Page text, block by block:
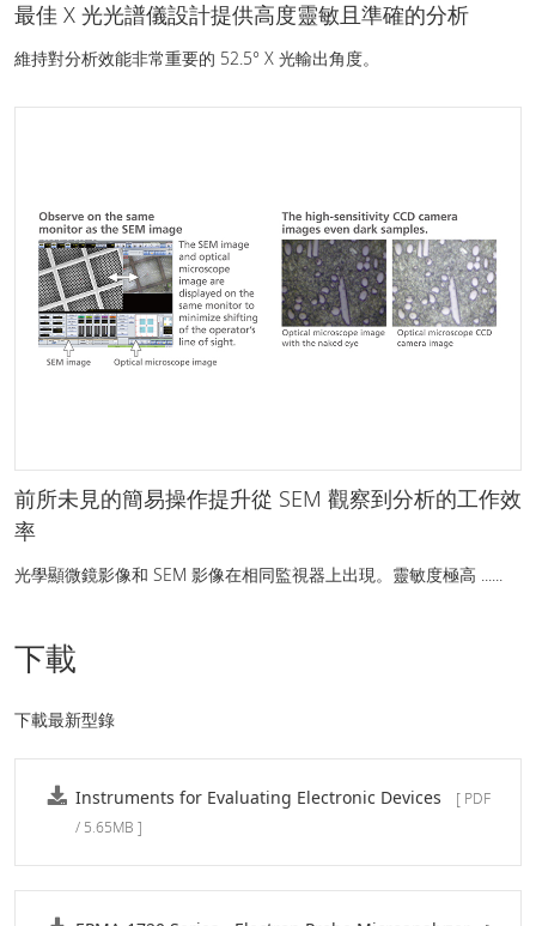
最佳 X 光光譜儀設計提供高度靈敏且準確的分析
維持對分析效能非常重要的 52.5° X 光輸出角度。
前所未見的簡易操作提升從 SEM 觀察到分析的工作效
率
光學顯微鏡影像和 SEM 影像在相同監視器上出現。靈敏度極高 ......
下載
下載最新型錄
Instruments for Evaluating Electronic Devices
[ PDF
/ 5.65MB ]